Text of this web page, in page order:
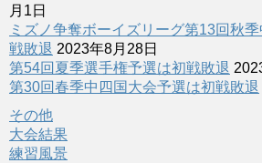
月1日
ミズノ争奪ボーイズリーグ第13回秋
戦敗退 2023年8月28日
第54回夏季選手権予選は初戦敗退
第30回春季中四国大会予選は初戦敗退
その他
大会結果
練習風景